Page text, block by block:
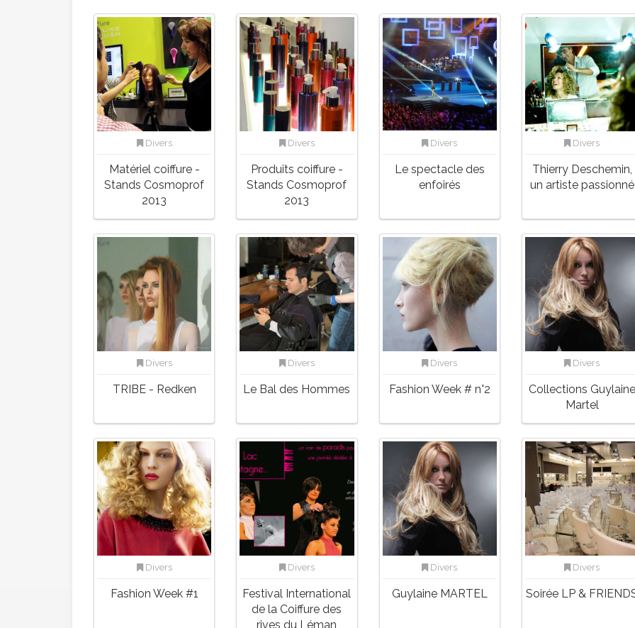
Divers
Matériel coiffure -
Stands Cosmoprof
2013
Divers
Produits coiffure -
Stands Cosmoprof
2013
Divers
Le spectacle des
enfoirés
Divers
Thierry Deschemin,
un artiste passionné
Divers
TRIBE - Redken
Divers
Le Bal des Hommes
Divers
Fashion Week # n°2
Divers
Collections Guylaine
Martel
Divers
Fashion Week #1
Divers
Festival International
de la Coiffure des
rives du Léman
Divers
Guylaine MARTEL
Divers
Soirée LP &